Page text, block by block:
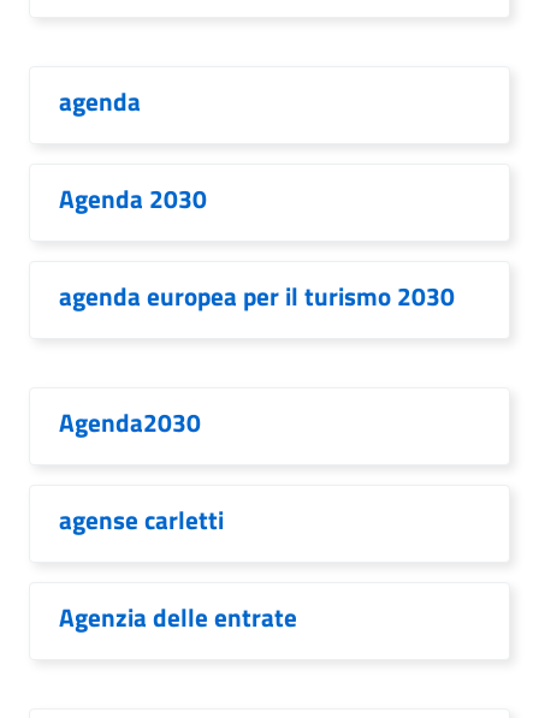
agenda
Agenda 2030
agenda europea per il turismo 2030
Agenda2030
agense carletti
Agenzia delle entrate